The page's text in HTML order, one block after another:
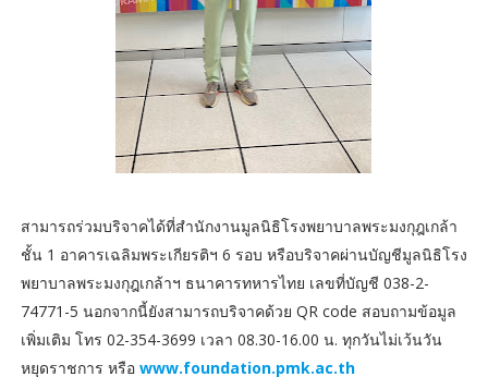
สามารถร่วมบริจาคได้ที่สำนักงานมูลนิธิโรงพยาบาลพระมงกุฎเกล้า
ชั้น 1 อาคารเฉลิมพระเกียรติฯ 6 รอบ หรือบริจาคผ่านบัญชีมูลนิธิโรง
พยาบาลพระมงกุฎเกล้าฯ ธนาคารทหารไทย เลขที่บัญชี 038-2-
74771-5 นอกจากนี้ยังสามารถบริจาคด้วย QR code สอบถามข้อมูล
เพิ่มเติม โทร 02-354-3699 เวลา 08.30-16.00 น. ทุกวันไม่เว้นวัน
หยุดราชการ หรือ www.foundation.pmk.ac.th